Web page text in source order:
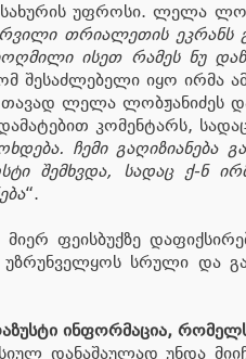
უფროსი. ლელა
თრიალეთის ეკრანს
ისეთ რამეს ნუ
შესაძლებელი იყო ირმა
თავად ლელა ლობჟანიძეს
კომენტარს,
ჩემი გაღიზიანება
შემხვდა, სადაც ქ-ნ
“.
ფეისბუქზე
უზრუნველყოს სრული და
ინფორმაცია,
დანაშაულად უნდა